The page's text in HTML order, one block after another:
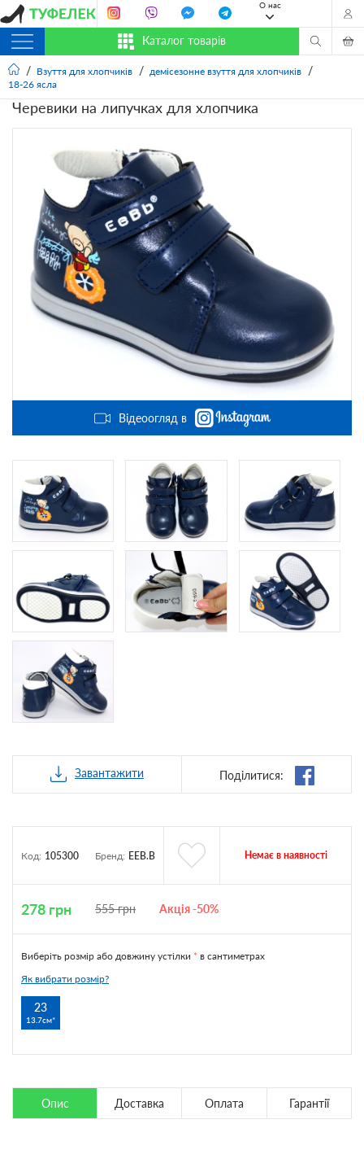
О нас
Каталог товарів
Взуття для хлопчиків
демісезонне взуття для хлопчиків
18-26 ясла
Черевики на липучках для хлопчика
Відеоогляд в
Завантажити Поділитися:
Код: 105300 Бренд: EEB.B Немає в наявності
278 грн 555грн Акція -50%
Виберіть розмір або довжину устілки * в сантиметрах
Як вибрати розмір?
23
13.7см
Опис Доставка Оплата Гарантії